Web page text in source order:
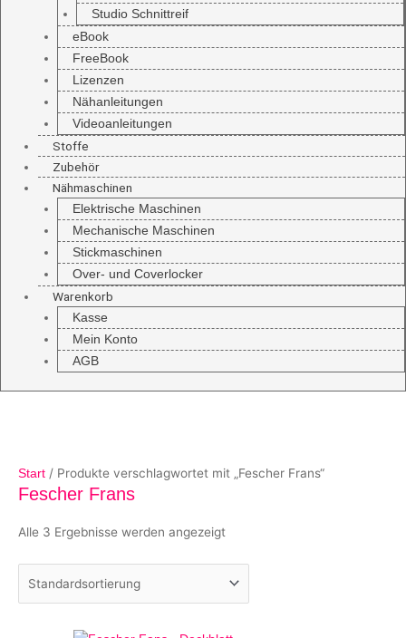
Studio Schnittreif
eBook
FreeBook
Lizenzen
Nähanleitungen
Videoanleitungen
Stoffe
Zubehör
Nähmaschinen
Elektrische Maschinen
Mechanische Maschinen
Stickmaschinen
Over- und Coverlocker
Warenkorb
Kasse
Mein Konto
AGB
Start / Produkte verschlagwortet mit „Fescher Frans“
Fescher Frans
Alle 3 Ergebnisse werden angezeigt